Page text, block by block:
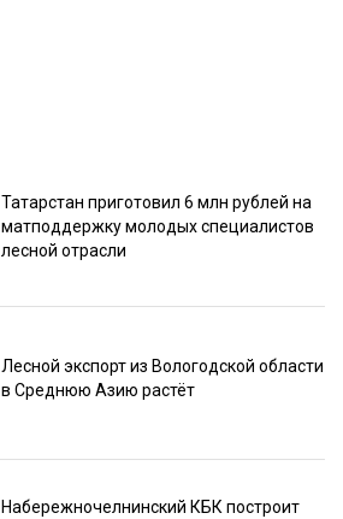
Татарстан приготовил 6 млн рублей на
матподдержку молодых специалистов
лесной отрасли
Лесной экспорт из Вологодской области
в Среднюю Азию растёт
Набережночелнинский КБК построит